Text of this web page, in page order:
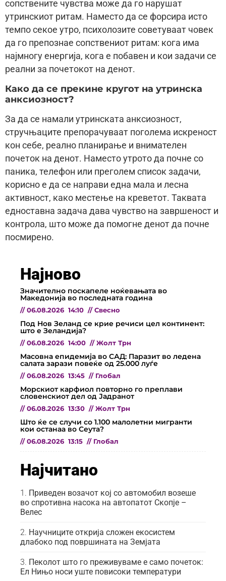
сопствените чувства може да го нарушат
утринскиот ритам. Наместо да се форсира исто
темпо секое утро, психолозите советуваат човек
да го препознае сопствениот ритам: кога има
најмногу енергија, кога е побавен и кои задачи се
реални за почетокот на денот.
Како да се прекине кругот на утринска
анксиозност?
За да се намали утринската анксиозност,
стручњаците препорачуваат поголема искреност
кон себе, реално планирање и внимателен
почеток на денот. Наместо утрото да почне со
паника, телефон или преголем список задачи,
корисно е да се направи една мала и лесна
активност, како местење на креветот. Таквата
едноставна задача дава чувство на завршеност и
контрола, што може да помогне денот да почне
посмирено.
Најново
Значително поскапеле ноќевањата во
Македонија во последната година
// 06.08.2026 14:10 // Свесно
Под Нов Зеланд се крие речиси цел континент:
што е Зеландија?
// 06.08.2026 14:00 // Жолт Трн
Масовна епидемија во САД: Паразит во ледена
салата зарази повеќе од 25.000 луѓе
// 06.08.2026 13:45 // Глобал
Морскиот карфиол повторно го преплави
словенскиот дел од Јадранот
// 06.08.2026 13:30 // Жолт Трн
Што ќе се случи со 1.100 малолетни мигранти
кои останаа во Сеута?
// 06.08.2026 13:15 // Глобал
Најчитано
Приведен возачот кој со автомобил возеше
во спротивна насока на автопатот Скопје –
Велес
Научниците открија сложен екосистем
длабоко под површината на Земјата
Пеколот што го преживуваме е само почеток:
Ел Нињо носи уште повисоки температури